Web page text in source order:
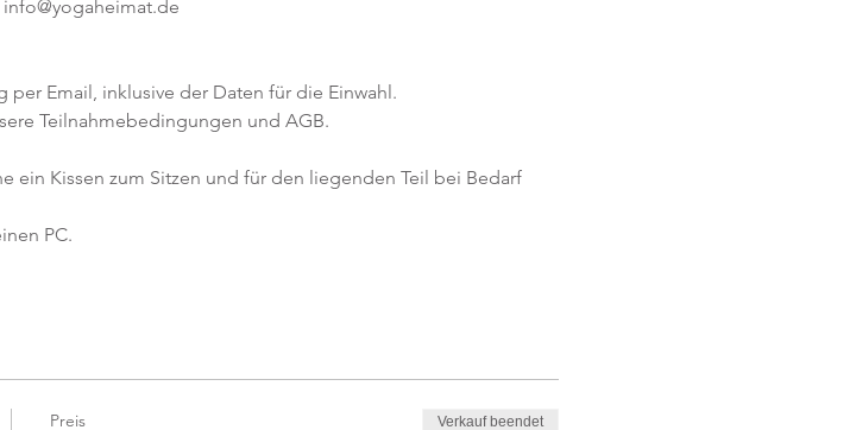
Email, inklusive der Daten für die Einwahl.
Teilnahmebedingungen und AGB.
ein Kissen zum Sitzen und für den liegenden Teil bei Bedarf
PC.
Preis Verkauf beendet